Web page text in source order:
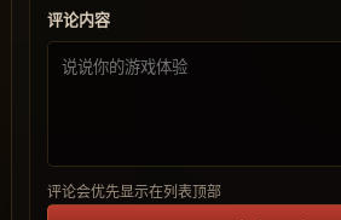
评论内容
评论会优先显示在列表顶部